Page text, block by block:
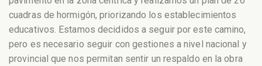
cuadras de hormigón, priorizando los establecimientos
educativos. Estamos decididos a seguir por este camino,
pero es necesario seguir con gestiones a nivel nacional y
provincial que nos permitan sentir un respaldo en la obra